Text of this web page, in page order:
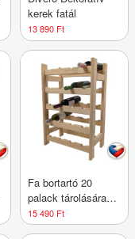
kerek fatál
13 890 Ft
Fa bortartó 20
palack tárolására
44×75×25 cm cseh
gyártmány
15 490 Ft